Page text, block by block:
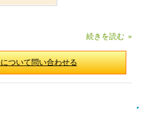
続きを読む »
ついて問い合わせる